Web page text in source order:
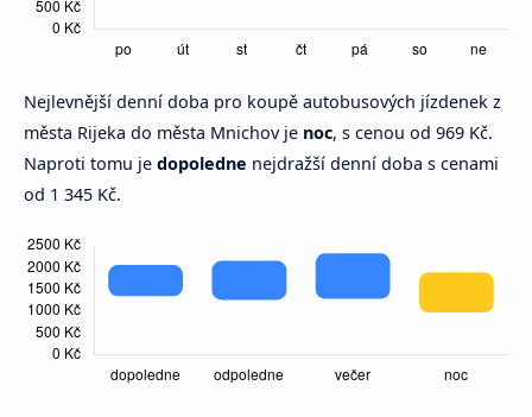
Nejlevnější denní doba pro koupě autobusových jízdenek z
města Rijeka do města Mnichov je noc, s cenou od 969 Kč.
Naproti tomu je dopoledne nejdražší denní doba s cenami
od 1 345 Kč.